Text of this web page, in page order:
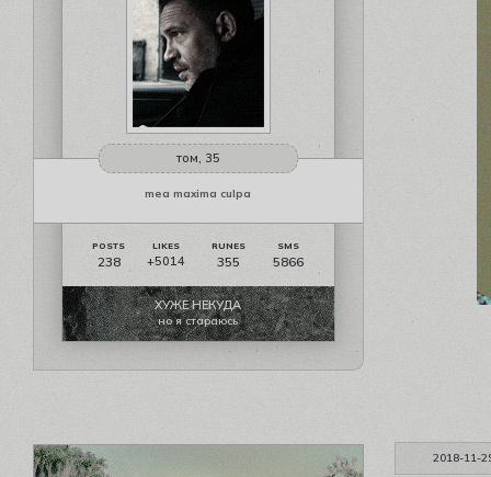
том, 35
mea maxima culpa
238 +5014 355 5866
ХУЖЕ НЕКУДА
но я стараюсь
2018-11-